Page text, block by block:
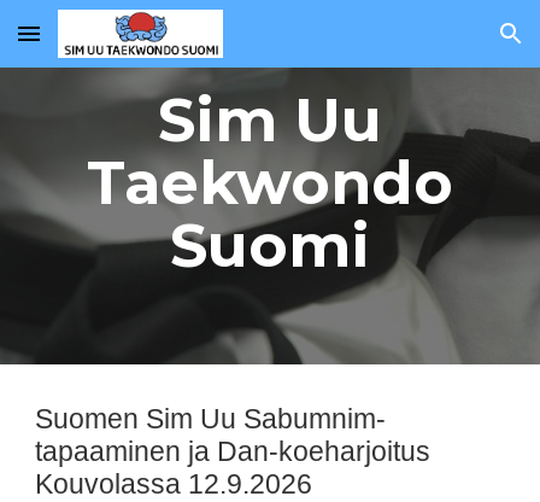
Skip to main content Skip to navigation
Sim Uu
Taekwondo
Suomi
Suomen Sim Uu Sabumnim-
tapaaminen ja Dan-koeharjoitus
Kouvolassa 12.9.2026